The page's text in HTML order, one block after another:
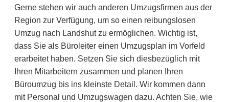
Gerne stehen wir auch anderen Umzugsfirmen aus der
Region zur Verfügung, um so einen reibungslosen
Umzug nach Landshut zu ermöglichen. Wichtig ist,
dass Sie als Büroleiter einen Umzugsplan im Vorfeld
erarbeitet haben. Setzen Sie sich diesbezüglich mit
Ihren Mitarbeitern zusammen und planen Ihren
Büroumzug bis ins kleinste Detail. Wir kommen dann
mit Personal und Umzugswagen dazu. Achten Sie, wie